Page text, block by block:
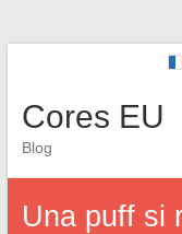
Cores EU
Blog
Una puff si